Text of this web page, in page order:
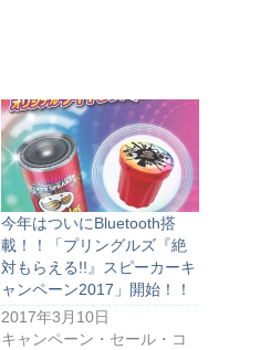
今年はついにBluetooth搭
載！！「プリングルズ『絶
対もらえる!!』スピーカーキ
ャンペーン2017」開始！！
2017年3月10日
キャンペーン・セール・コ